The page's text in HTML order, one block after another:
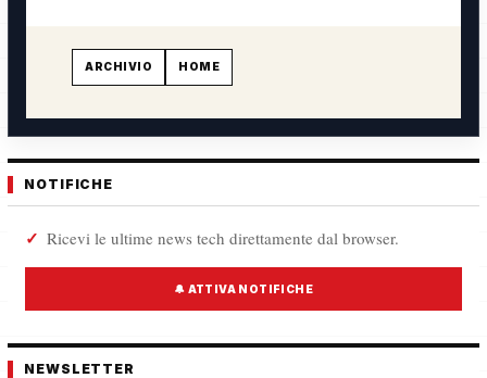
ARCHIVIO HOME
NOTIFICHE
Ricevi le ultime news tech direttamente dal browser.
🔔 ATTIVA NOTIFICHE
NEWSLETTER